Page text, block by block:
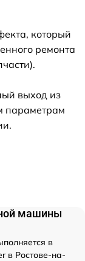
который
ремонта
выход из
параметрам
машины
в
в Ростове-на-